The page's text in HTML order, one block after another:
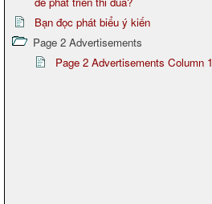
Bạn đọc phát biểu ý kiến
Page 2 Advertisements
Page 2 Advertisements Column 1